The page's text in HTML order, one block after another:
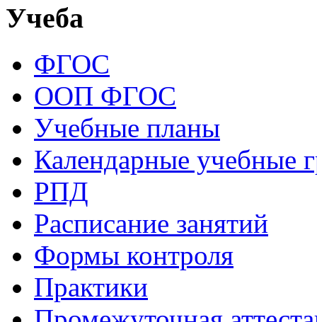
Учеба
ФГОС
ООП ФГОС
Учебные планы
Календарные учебные
РПД
Расписание занятий
Формы контроля
Практики